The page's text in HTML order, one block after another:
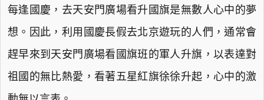
每逢國慶，去天安門廣場看升國旗是無數人心中的夢
想。因此，利用國慶長假去北京遊玩的人們，通常會
趕早來到天安門廣場看國旗班的軍人升旗，以表達對
祖國的無比熱愛，看著五星紅旗徐徐升起，心中的激